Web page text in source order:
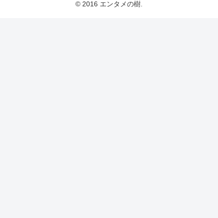
© 2016 エンタメの樹.